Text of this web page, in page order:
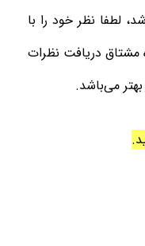
لطفا نظر خود را با
مشتاق دریافت نظرات
می‌باشد.